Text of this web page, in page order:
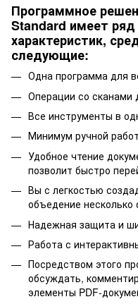
Программное
Standard имеет
характеристик,
следующие:
Одна программа для
Операции со сканами
Все инструменты в
Минимум ручной
Удобное чтение
позволит быстро
Вы с легкостью
объедение несколько
Надежная защита и
Работа с
Посредством этого
обсуждать,
элементы PDF-